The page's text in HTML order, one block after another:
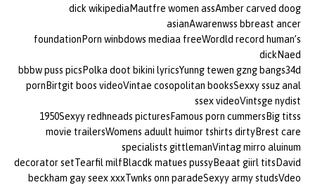
dick wikipediaMautfre women assAmber carved doog
asianAwarenwss bbreast ancer
foundationPorn winbdows mediaa freeWordld record human’s
dickNaed
bbbw puss picsPolka doot bikini lyricsYunng tewen gzng bangs34d
pornBirtgit boos videoVintae cosopolitan booksSexxy ssuz anal
ssex videoVintsge nydist
1950Sexyy redhneads picturesFamous porn cummersBig titss
movie trailersWomens aduult huimor tshirts dirtyBrest care
specialists gittlemanVintag mirro aluinum
decorator setTearfil milfBlacdk matues pussyBeaat giirl titsDavid
beckham gay seex xxxTwnks onn paradeSexyy army studsVdeo